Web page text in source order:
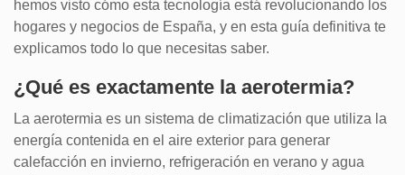
hemos visto cómo esta tecnología está revolucionando los
hogares y negocios de España, y en esta guía definitiva te
explicamos todo lo que necesitas saber.
¿Qué es exactamente la aerotermia?
La aerotermia es un sistema de climatización que utiliza la
energía contenida en el aire exterior para generar
calefacción en invierno, refrigeración en verano y agua